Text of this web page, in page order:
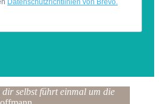
dir selbst führt einmal um die